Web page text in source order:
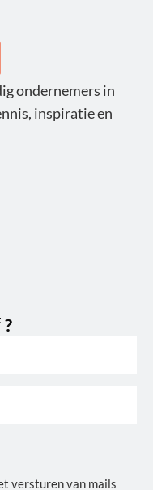
ondernemers in
inspiratie en
versturen van mails